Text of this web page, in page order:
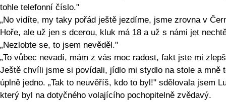
tohle telefonní číslo."
„No vidíte, my taky pořád ještě jezdíme, jsme zrovna v
Hoře, ale už jen s dcerou, kluk má 18 a už s námi jet
„Nezlobte se, to jsem nevěděl."
„To vůbec nevadí, mám z vás moc radost, fakt jste mi
Ještě chvíli jsme si povídali, jídlo mi stydlo na stole a mně
úplně jedno. „Tak to neuvěříš, kdo to byl!" sdělovala jsem
který byl na dotyčného volajícího pochopitelně zvědavý.